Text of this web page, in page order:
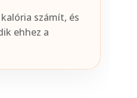
számít, és
ehhez a